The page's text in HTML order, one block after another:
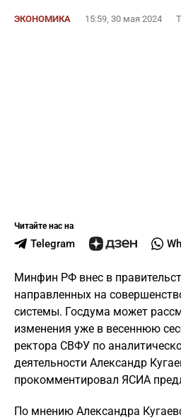
ЭКОНОМИКА 15:59, 30 мая 2024
Читайте нас на
Telegram
Минфин РФ внес в
направленных на
системы. Госдума может
изменения уже в весеннюю
ректора СВФУ по
деятельности Александр
прокомментировал ЯСИА
По мнению Александра